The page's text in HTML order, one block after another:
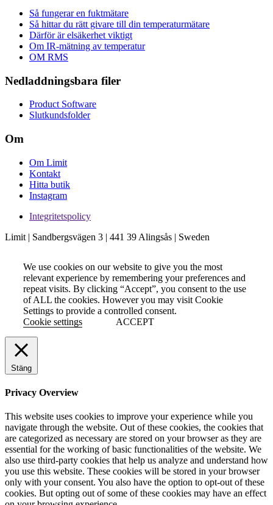
Så fungerar en fuktmätare
Så hittar du rätt givare till din temperaturmätare
Därför är elsäkerhet viktigt
Om IR-mätning av temperatur
OM RMS
Nedladdningsbara filer
Product Software
Slutkundsfolder
Om
Om Limit
Kontakt
Hitta butik
Instagram
Integritetspolicy
Limit | Sandbergsvägen 3 | 441 39 Alingsås | Sweden
We use cookies on our website to give you the most
relevant experience by remembering your preferences and
repeat visits. By clicking “Accept”, you consent to the use
of ALL the cookies. However you may visit Cookie
Settings to provide a controlled consent.
Cookie settings
ACCEPT
Stäng
Privacy Overview
This website uses cookies to improve your experience while you
navigate through the website. Out of these cookies, the cookies that
are categorized as necessary are stored on your browser as they are
essential for the working of basic functionalities of the website. We
also use third-party cookies that help us analyze and understand how
you use this website. These cookies will be stored in your browser
only with your consent. You also have the option to opt-out of these
cookies. But opting out of some of these cookies may have an effect